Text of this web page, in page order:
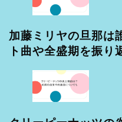
加藤ミリヤの旦那は
ト曲や全盛期を振り